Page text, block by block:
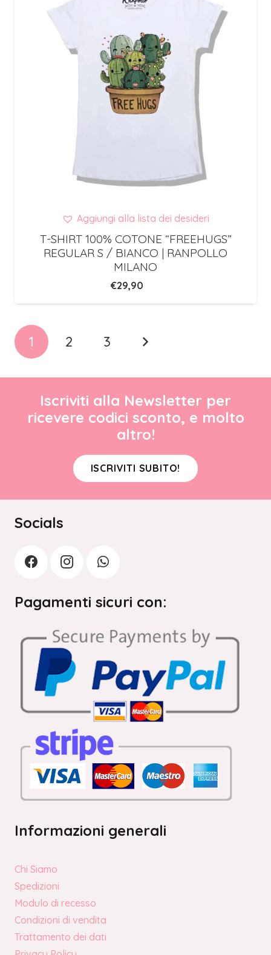
Aggiungi alla lista dei desideri
T-SHIRT 100% COTONE “FREEHUGS”
REGULAR S / BIANCO | RANPOLLO
MILANO
€29,90
1 2 3
Iscriviti alla Newsletter per
ricevere codici sconto, e molto
altro!
ISCRIVITI SUBITO!
Socials
Pagamenti sicuri con:
Informazioni generali
Chi Siamo
Spedizioni
Modulo di recesso
Condizioni di vendita
Trattamento dei dati